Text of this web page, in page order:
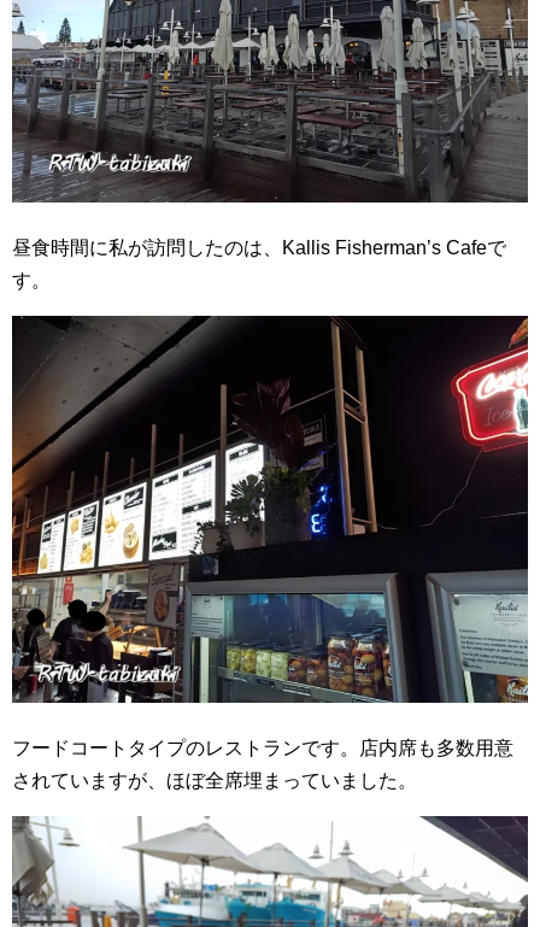
昼食時間に私が訪問したのは、Kallis Fisherman’s Cafeで
す。
フードコートタイプのレストランです。店内席も多数用意
されていますが、ほぼ全席埋まっていました。